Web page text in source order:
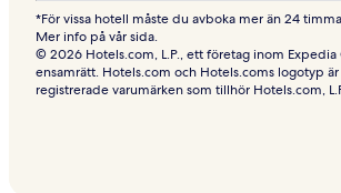
*För vissa hotell måste du avboka mer än 24
Mer info på vår sida.
© 2026 Hotels.com, L.P., ett företag inom
ensamrätt. Hotels.com och Hotels.coms logotyp
registrerade varumärken som tillhör Hotels.com,